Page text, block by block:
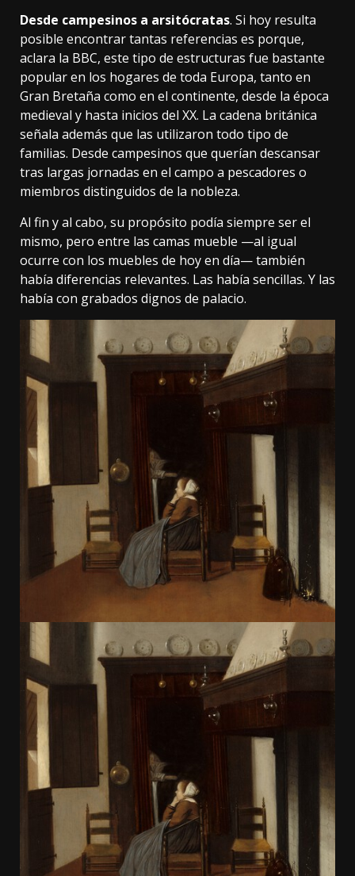
Desde campesinos a arsitócratas. Si hoy resulta
posible encontrar tantas referencias es porque,
aclara la BBC, este tipo de estructuras fue bastante
popular en los hogares de toda Europa, tanto en
Gran Bretaña como en el continente, desde la época
medieval y hasta inicios del XX. La cadena británica
señala además que las utilizaron todo tipo de
familias. Desde campesinos que querían descansar
tras largas jornadas en el campo a pescadores o
miembros distinguidos de la nobleza.
Al fin y al cabo, su propósito podía siempre ser el
mismo, pero entre las camas mueble —al igual
ocurre con los muebles de hoy en día— también
había diferencias relevantes. Las había sencillas. Y las
había con grabados dignos de palacio.